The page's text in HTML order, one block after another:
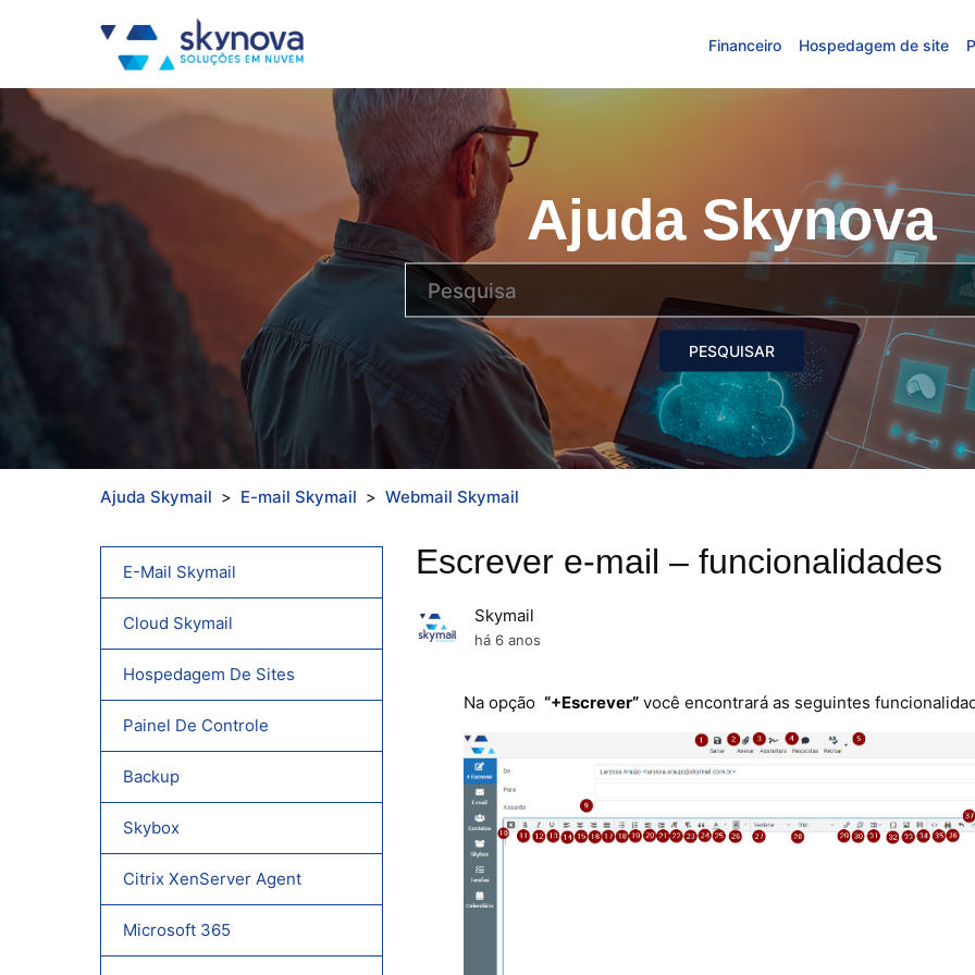
Financeiro Hospedagem de site
Ajuda Skynova
Ajuda Skymail E-mail Skymail Webmail Skymail
E-Mail Skymail
Cloud Skymail
Hospedagem De Sites
Painel De Controle
Backup
Skybox
Citrix XenServer Agent
Microsoft 365
Escrever e-mail – funcionalidades
Skymail
há 6 anos
Na opção “+Escrever”você encontrará as seguintes